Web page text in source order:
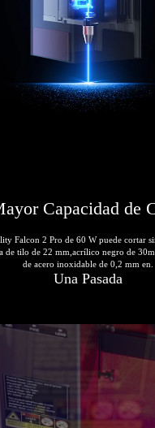
Capacidad de
Falcon 2 Pro de 60 W puede cortar
de tilo de 22 mm,acrílico negro de
de acero inoxidable de 0,2 mm en.
Una Pasada